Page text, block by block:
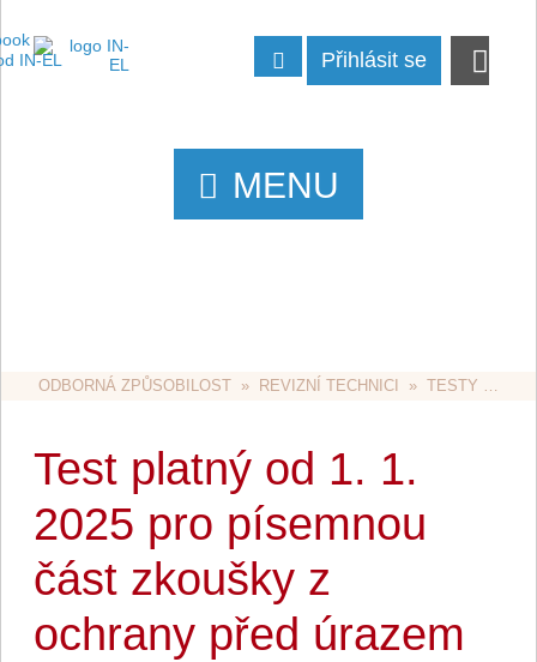
Přihlásit se
MENU
ODBORNÁ ZPŮSOBILOST
  »
REVIZNÍ TECHNICI
  »
TESTY PODLE ZÁKONA Č. 250/2021 SB.
Test platný od 1. 1.
2025 pro písemnou
část zkoušky z
ochrany před úrazem